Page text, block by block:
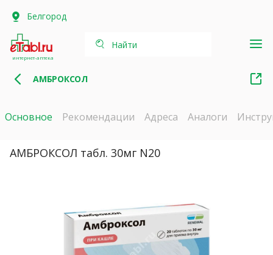
Белгород
интернет-аптека
Найти
АМБРОКСОЛ
Основное Рекомендации Адреса Аналоги
АМБРОКСОЛ табл. 30мг N20